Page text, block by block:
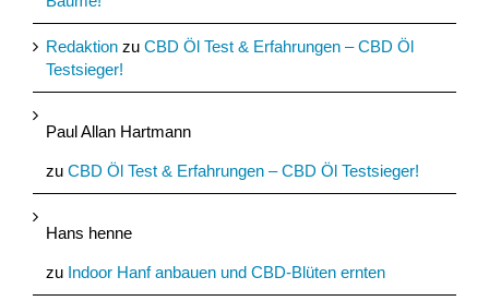
Redaktion zu CBD Öl Test & Erfahrungen – CBD Öl
Testsieger!
Paul Allan Hartmann
zu CBD Öl Test & Erfahrungen – CBD Öl Testsieger!
Hans henne
zu Indoor Hanf anbauen und CBD-Blüten ernten